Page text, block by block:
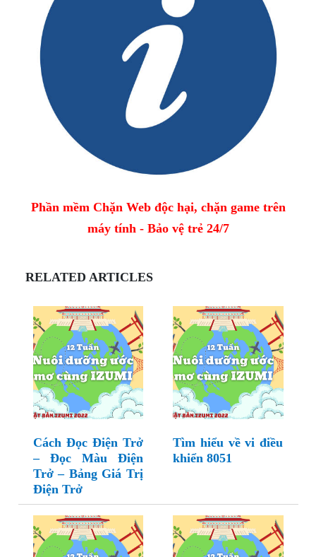
Phần mềm Chặn Web độc hại, chặn game trên
máy tính - Bảo vệ trẻ 24/7
RELATED ARTICLES
Cách Đọc Điện Trở
– Đọc Màu Điện
Trở – Bảng Giá Trị
Điện Trở
Tìm hiểu về vi điều
khiển 8051